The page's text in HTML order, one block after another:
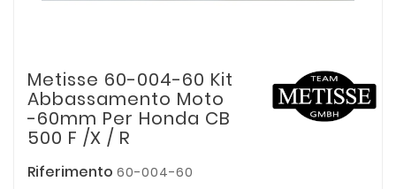
Metisse 60-004-60 Kit
Abbassamento Moto
-60mm Per Honda CB
500 F /X / R
Riferimento 60-004-60